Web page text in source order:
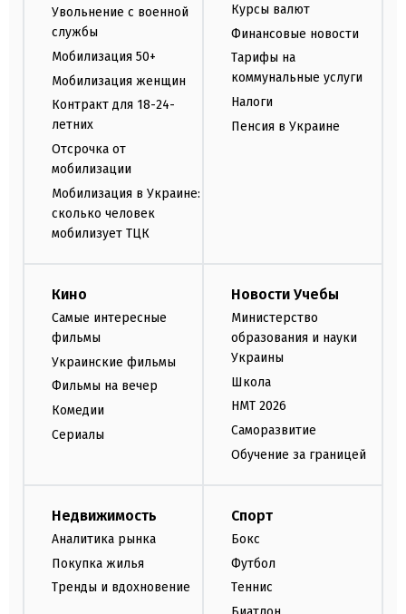
Увольнение с военной
службы
Мобилизация 50+
Мобилизация женщин
Контракт для 18-24-
летних
Отсрочка от
мобилизации
Мобилизация в Украине:
сколько человек
мобилизует ТЦК
Курсы валют
Финансовые новости
Тарифы на
коммунальные услуги
Налоги
Пенсия в Украине
Кино
Самые интересные
фильмы
Украинские фильмы
Фильмы на вечер
Комедии
Сериалы
Новости Учебы
Министерство
образования и науки
Украины
Школа
НМТ 2026
Саморазвитие
Обучение за границей
Недвижимость
Аналитика рынка
Покупка жилья
Тренды и вдохновение
Спорт
Бокс
Футбол
Теннис